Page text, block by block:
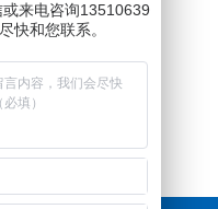
来电咨询13510639
快和您联系。